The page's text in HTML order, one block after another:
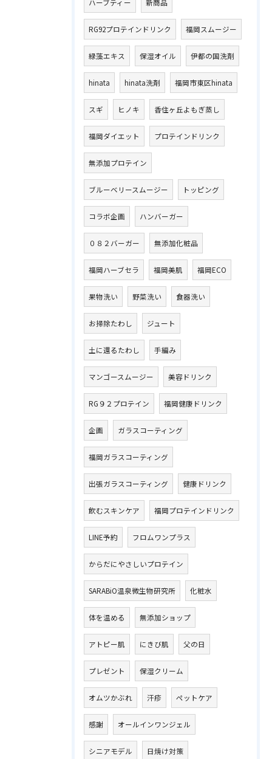
ハーブティー 新商品
RG92プロテインドリンク 福岡スムージー
緑藻エキス 保湿オイル 伊都の国洗剤
hinata hinata洗剤 福岡市東区hinata
スギ ヒノキ 香住ヶ丘よもぎ蒸し
福岡ダイエット プロテインドリンク
無添加プロテイン
ブルーベリースムージー トッピング
コラボ企画 ハンバーガー
０８２バーガー 無添加化粧品
福岡ハーブセラ 福岡美肌 福岡ECO
果物洗い 野菜洗い 食器洗い
お掃除たわし ジュート
土に還るたわし 手編み
マンゴースムージー 美容ドリンク
RG９２プロテイン 福岡健康ドリンク
企画 ガラスコーティング
福岡ガラスコーティング
出張ガラスコーティング 健康ドリンク
飲むスキンケア 福岡プロテインドリンク
LINE予約 フロムワンプラス
からだにやさしいプロテイン
SARABiO温泉微生物研究所 化粧水
体を温める 無添加ショップ
アトピー肌 にきび肌 父の日
プレゼント 保湿クリーム
オムツかぶれ 汗疹 ペットケア
感謝 オールインワンジェル
シニアモデル 日焼け対策